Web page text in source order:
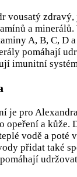
vousatý zdravý,
a
A, B, C, D
pomáhají
imunitní
je pro
opeření a kůže.
vodě a poté
přidat také